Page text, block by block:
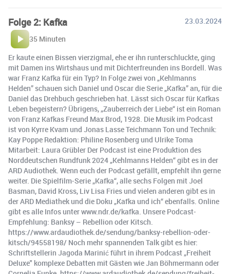
Folge 2: Kafka
23.03.2024
35 Minuten
Er kaute einen Bissen vierzigmal, ehe er ihn runterschluckte, ging
mit Damen ins Wirtshaus und mit Dichterfreunden ins Bordell. Was
war Franz Kafka für ein Typ? In Folge zwei von „Kehlmanns
Helden” schauen sich Daniel und Oscar die Serie „Kafka” an, für die
Daniel das Drehbuch geschrieben hat. Lässt sich Oscar für Kafkas
Leben begeistern? Übrigens, „Zauberreich der Liebe“ ist ein Roman
von Franz Kafkas Freund Max Brod, 1928. Die Musik im Podcast
ist von Kyrre Kvam und Jonas Lasse Teichmann Ton und Technik:
Kay Poppe Redaktion: Philine Rosenberg und Ulrike Toma
Mitarbeit: Laura Grübler Der Podcast ist eine Produktion des
Norddeutschen Rundfunk 2024 „Kehlmanns Helden“ gibt es in der
ARD Audiothek. Wenn euch der Podcast gefällt, empfehlt ihn gerne
weiter. Die Spielfilm-Serie „Kafka“, alle sechs Folgen mit Joel
Basman, David Kross, Liv Lisa Fries und vielen anderen gibt es in
der ARD Mediathek und die Doku „Kafka und ich“ ebenfalls. Online
gibt es alle Infos unter www.ndr.de/kafka. Unsere Podcast-
Empfehlung: Banksy – Rebellion oder Kitsch.
https://www.ardaudiothek.de/sendung/banksy-rebellion-oder-
kitsch/94558198/ Noch mehr spannenden Talk gibt es hier:
Schriftstellerin Jagoda Marinić führt in ihrem Podcast „Freiheit
Deluxe" komplexe Debatten mit Gästen wie Jan Böhmermann oder